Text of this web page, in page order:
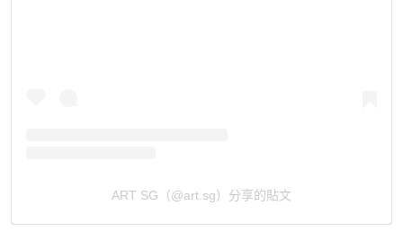
ART SG（@art.sg）分享的貼文